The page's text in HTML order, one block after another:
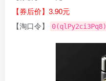
【券后价】3.90元
【淘口令】